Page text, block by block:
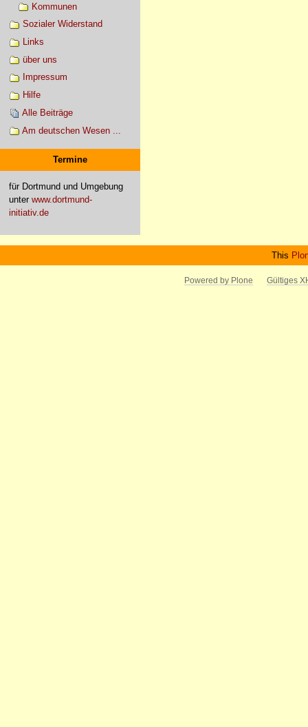
Kommunen
Sozialer Widerstand
Links
über uns
Impressum
Hilfe
Alle Beiträge
Am deutschen Wesen ...
Termine
für Dortmund und Umgebung
unter www.dortmund-
initiativ.de
This
Powered by Plone Gültiges